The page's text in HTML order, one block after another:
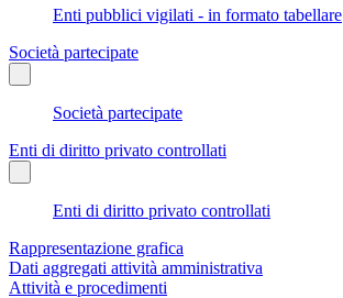
Enti pubblici vigilati - in formato tabellare
Società partecipate
Società partecipate
Enti di diritto privato controllati
Enti di diritto privato controllati
Rappresentazione grafica
Dati aggregati attività amministrativa
Attività e procedimenti